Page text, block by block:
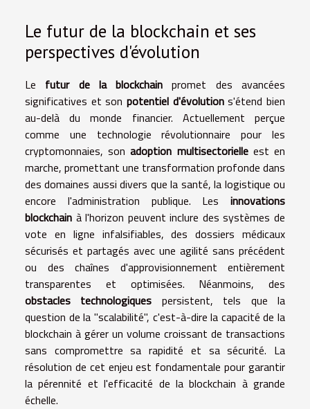
Le futur de la blockchain et ses
perspectives d'évolution
Le futur de la blockchain promet des avancées
significatives et son potentiel d'évolutions'étend bien
au-delà du monde financier. Actuellement perçue
comme une technologie révolutionnaire pour les
cryptomonnaies, sonadoption multisectorielleest en
marche, promettant une transformation profonde dans
des domaines aussi divers que la santé, la logistique ou
encore l'administration publique. Les innovations
blockchain à l'horizon peuvent inclure des systèmes de
vote en ligne infalsifiables, des dossiers médicaux
sécurisés et partagés avec une agilité sans précédent
ou des chaînes d'approvisionnement entièrement
transparentes et optimisées. Néanmoins, des
obstacles technologiques persistent, tels que la
question de la "scalabilité", c'est-à-dire la capacité de la
blockchain à gérer un volume croissant de transactions
sans compromettre sa rapidité et sa sécurité. La
résolution de cet enjeu est fondamentale pour garantir
la pérennité et l'efficacité de la blockchain à grande
échelle.